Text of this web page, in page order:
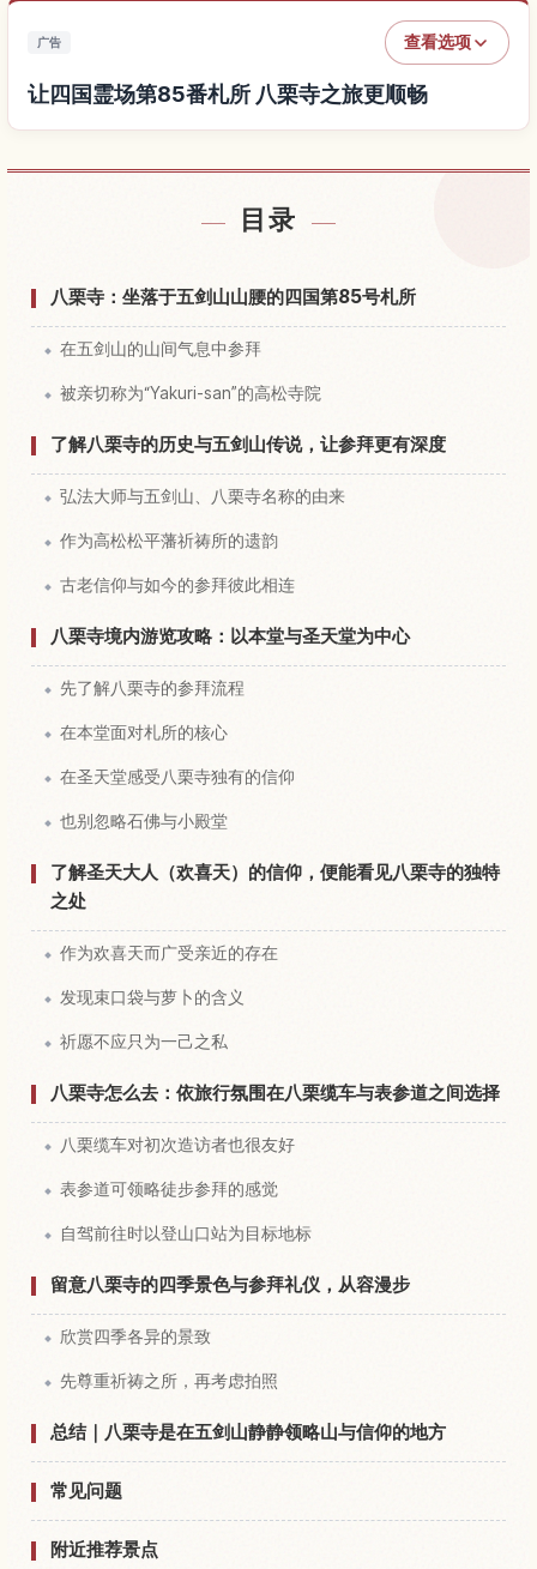
广告 查看选项
让四国霊场第85番札所 八栗寺之旅更顺畅
目录
八栗寺：坐落于五剑山山腰的四国第85号札所
在五剑山的山间气息中参拜
被亲切称为“Yakuri-san”的高松寺院
了解八栗寺的历史与五剑山传说，让参拜更有深度
弘法大师与五剑山、八栗寺名称的由来
作为高松松平藩祈祷所的遗韵
古老信仰与如今的参拜彼此相连
八栗寺境内游览攻略：以本堂与圣天堂为中心
先了解八栗寺的参拜流程
在本堂面对札所的核心
在圣天堂感受八栗寺独有的信仰
也别忽略石佛与小殿堂
了解圣天大人（欢喜天）的信仰，便能看见八栗寺的独特
之处
作为欢喜天而广受亲近的存在
发现束口袋与萝卜的含义
祈愿不应只为一己之私
八栗寺怎么去：依旅行氛围在八栗缆车与表参道之间选择
八栗缆车对初次造访者也很友好
表参道可领略徒步参拜的感觉
自驾前往时以登山口站为目标地标
留意八栗寺的四季景色与参拜礼仪，从容漫步
欣赏四季各异的景致
先尊重祈祷之所，再考虑拍照
总结｜八栗寺是在五剑山静静领略山与信仰的地方
常见问题
附近推荐景点